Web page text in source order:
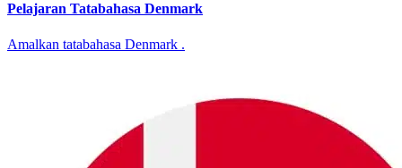
Pelajaran Tatabahasa Denmark
Amalkan tatabahasa Denmark .